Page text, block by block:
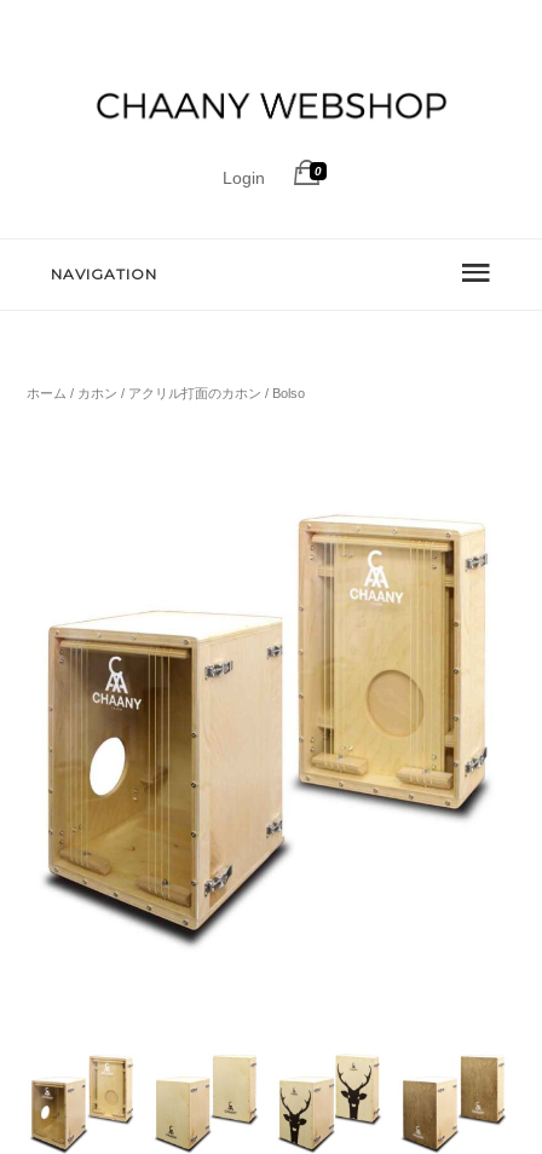
Login 0
NAVIGATION
ホーム / カホン / アクリル打面のカホン / Bolso